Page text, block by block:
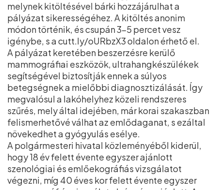
melynek kitöltésével bárki hozzájárulhat a
pályázat sikerességéhez. A kitöltés anonim
módon történik, és csupán 3–5 percet vesz
igénybe, s a cutt.ly/oURbzX3 oldalon érhető el.
A pályázat keretében beszerzésre kerülő
mammográfiai eszközök, ultrahangkészülékek
segítségével biztosítják ennek a súlyos
betegségnek a mielőbbi diagnosztizálását. Így
megvalósul a lakóhelyhez közeli rendszeres
szűrés, mely által idejében, már korai szakaszban
felismerhetővé válhat az emlődaganat, s ezáltal
növekedhet a gyógyulás esélye.
A polgármesteri hivatal közleményéből kiderül,
hogy 18 év felett évente egyszer ajánlott
szenológiai és emlőekográfiás vizsgálatot
végezni, míg 40 éves kor felett évente egyszer